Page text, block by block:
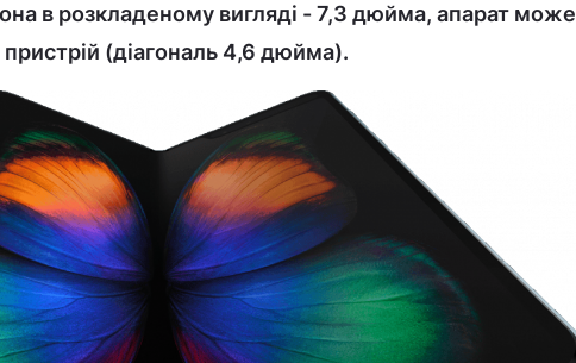
в розкладеному вигляді - 7,3 дюйма, апарат може
(діагональ 4,6 дюйма).